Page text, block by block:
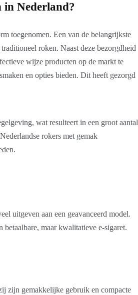
Nederland?
toegenomen. Een van de belangrijkste
roken. Naast deze bezorgdheid
wijze producten op de markt te
en opties bieden. Dit heeft gezorgd
wat resulteert in een groot aantal
rokers met gemak
uitgeven aan een geavanceerd model.
maar kwalitatieve e-sigaret.
zijn gemakkelijke gebruik en compacte